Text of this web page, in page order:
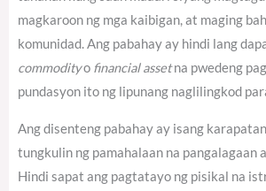
magkaroon ng mga kaibigan, at maging
komunidad. Ang pabahay ay hindi lang
commodityo financial assetna pwedeng
pundasyon ito ng lipunang naglilingkod
Ang disenteng pabahay ay isang
tungkulin ng pamahalaan na pangalagaan
Hindi sapat ang pagtatayo ng pisikal na